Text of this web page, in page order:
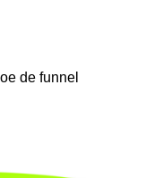
de funnel